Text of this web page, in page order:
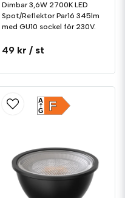
Dimbar 3,6W 2700K LED
Spot/Reflektor Par16 345lm
med GU10 sockel för 230V.
49 kr / st
F
A
G